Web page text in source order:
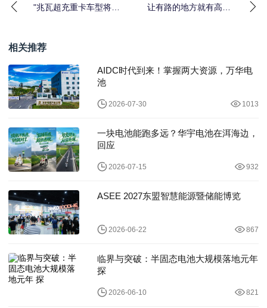
"兆瓦超充重卡车型将超
让有路的地方就有高质
相关推荐
AIDC时代到来！掌握两大资源，万华电
池
2026-07-30 1013
一块电池能跑多远？华宇电池在洱海边，
回应
2026-07-15 932
ASEE 2027东盟智慧能源暨储能博览
2026-06-22 867
临界与突破：半固态电池大规模落地元年
探
2026-06-10 821